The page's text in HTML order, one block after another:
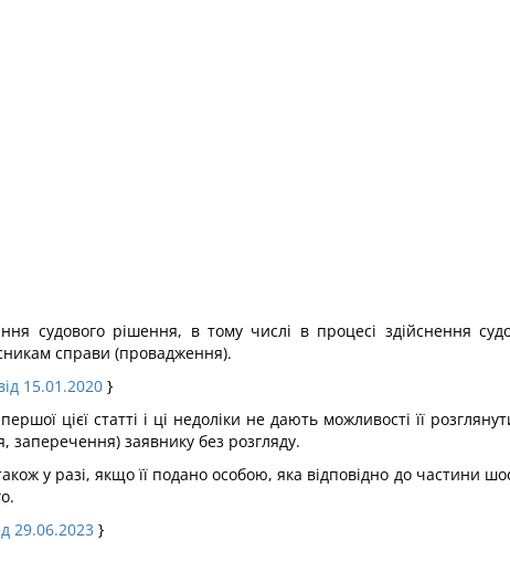
судового рішення, в тому числі в процесі здійснення
справи (провадження).
15.01.2020 }
цієї статті і ці недоліки не дають можливості її
заперечення) заявнику без розгляду.
у разі, якщо її подано особою, яка відповідно до частини
29.06.2023 }